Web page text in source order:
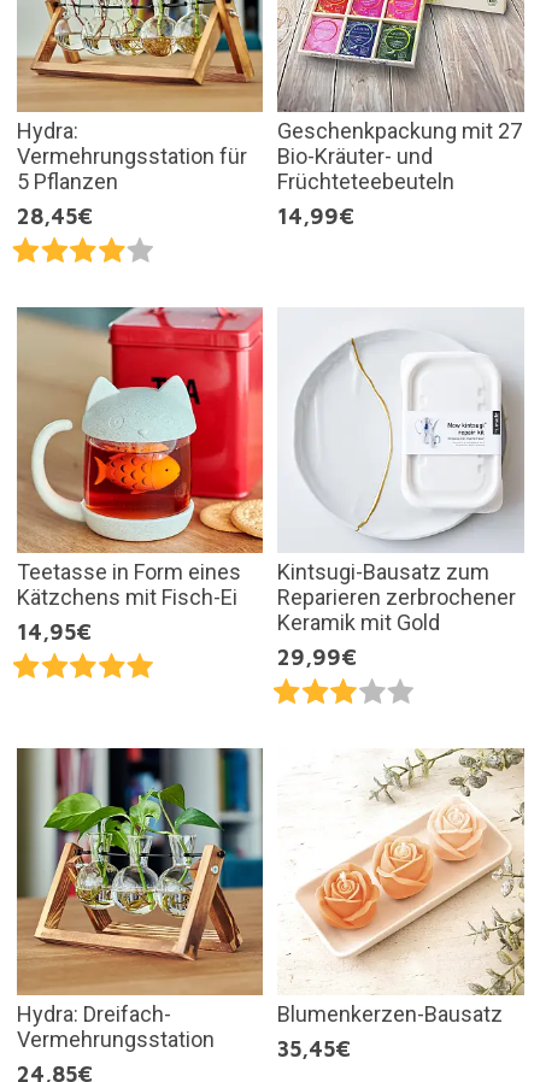
Hydra:
Vermehrungsstation für
5 Pflanzen
28,45€
Geschenkpackung mit 27
Bio-Kräuter- und
Früchteteebeuteln
14,99€
Teetasse in Form eines
Kätzchens mit Fisch-Ei
14,95€
Kintsugi-Bausatz zum
Reparieren zerbrochener
Keramik mit Gold
29,99€
Hydra: Dreifach-
Vermehrungsstation
24,85€
Blumenkerzen-Bausatz
35,45€